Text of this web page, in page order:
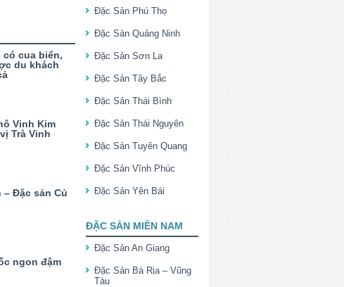
có cua biển,
du khách
Vinh Kim
Trà Vinh
Đặc sản Củ
ngon đậm
Đặc Sản Phú Thọ
Đặc Sản Quảng Ninh
Đặc Sản Sơn La
Đặc Sản Tây Bắc
Đặc Sản Thái Bình
Đặc Sản Thái Nguyên
Đặc Sản Tuyên Quang
Đặc Sản Vĩnh Phúc
Đặc Sản Yên Bái
ĐẶC SẢN MIỀN NAM
Đặc Sản An Giang
Đặc Sản Bà Rịa – Vũng
Tàu